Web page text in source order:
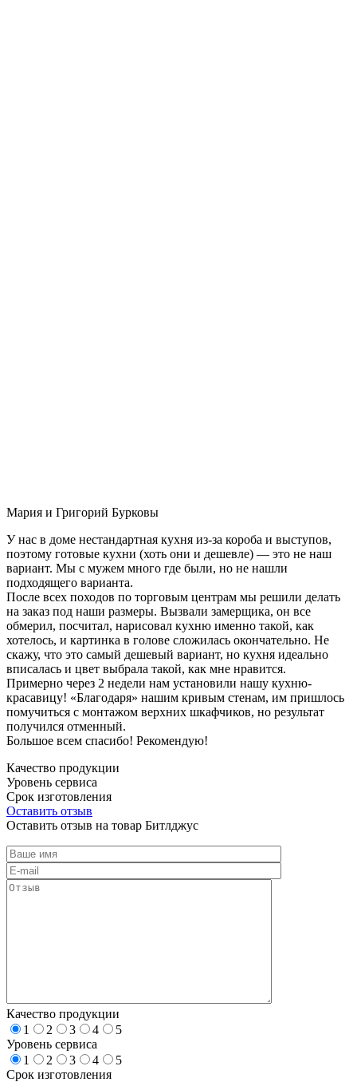
Мария и Григорий Бурковы
У нас в доме нестандартная кухня из-за короба и выступов,
поэтому готовые кухни (хоть они и дешевле) — это не наш
вариант. Мы с мужем много где были, но не нашли
подходящего варианта.
После всех походов по торговым центрам мы решили делать
на заказ под наши размеры. Вызвали замерщика, он все
обмерил, посчитал, нарисовал кухню именно такой, как
хотелось, и картинка в голове сложилась окончательно. Не
скажу, что это самый дешевый вариант, но кухня идеально
вписалась и цвет выбрала такой, как мне нравится.
Примерно через 2 недели нам установили нашу кухню-
красавицу! «Благодаря» нашим кривым стенам, им пришлось
помучиться с монтажом верхних шкафчиков, но результат
получился отменный.
Большое всем спасибо! Рекомендую!
Качество продукции
Уровень сервиса
Срок изготовления
Оставить отзыв
Оставить отзыв на товар Битлджус
Качество продукции
1
2 3 4
5
Уровень сервиса
1
2 3 4
5
Срок изготовления